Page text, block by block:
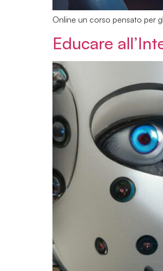
Online un corso pensato per
Educare